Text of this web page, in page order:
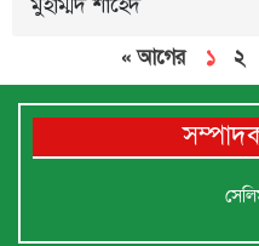
« আগের ১ ২
সম্পাদক